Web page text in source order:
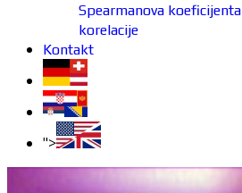
Spearmanova koeficijenta
korelacije
Kontakt
">